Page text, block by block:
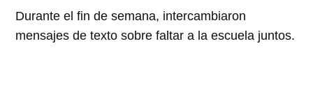
Durante el fin de semana, intercambiaron
mensajes de texto sobre faltar a la escuela juntos.